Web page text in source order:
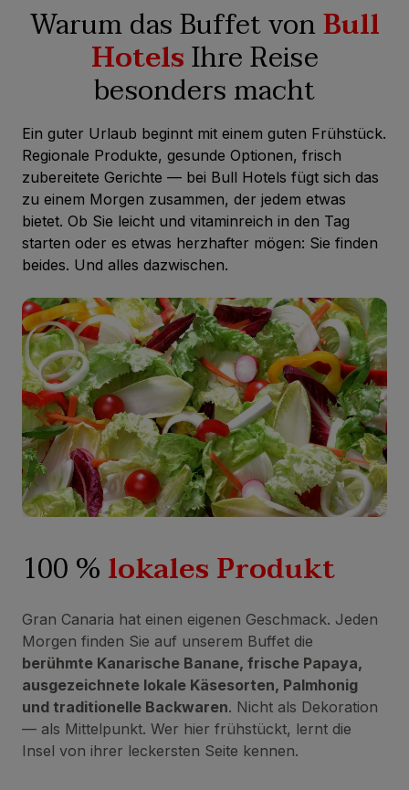
Warum das Buffet vonBull
HotelsIhre Reise
besonders macht
Ein guter Urlaub beginnt mit einem guten Frühstück.
Regionale Produkte, gesunde Optionen, frisch
zubereitete Gerichte — bei Bull Hotels fügt sich das
zu einem Morgen zusammen, der jedem etwas
bietet. Ob Sie leicht und vitaminreich in den Tag
starten oder es etwas herzhafter mögen: Sie finden
beides. Und alles dazwischen.
100 %lokales Produkt
Gran Canaria hat einen eigenen Geschmack. Jeden
Morgen finden Sie auf unserem Buffet die
berühmte Kanarische Banane, frische Papaya,
ausgezeichnete lokale Käsesorten, Palmhonig
und traditionelle Backwaren. Nicht als Dekoration
— als Mittelpunkt. Wer hier frühstückt, lernt die
Insel von ihrer leckersten Seite kennen.